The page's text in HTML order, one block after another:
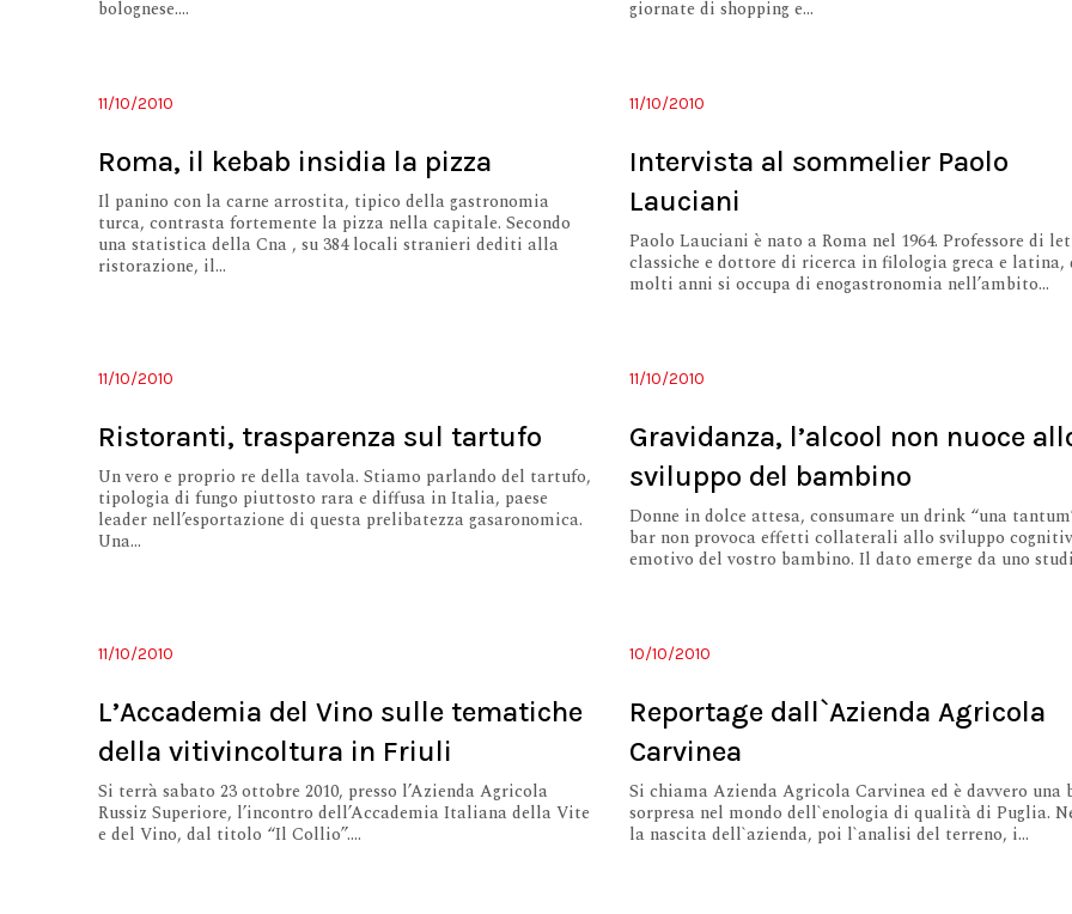
bolognese....
giornate di shopping e...
11/10/2010
Roma, il kebab insidia la pizza
Il panino con la carne arrostita, tipico della gastronomia
turca, contrasta fortemente la pizza nella capitale. Secondo
una statistica della Cna , su 384 locali stranieri dediti alla
ristorazione, il...
11/10/2010
Intervista al sommelier Paolo
Lauciani
Paolo Lauciani è nato a Roma nel 1964. Professore di
classiche e dottore di ricerca in filologia greca e latina,
molti anni si occupa di enogastronomia nell’ambito...
11/10/2010
Ristoranti, trasparenza sul tartufo
Un vero e proprio re della tavola. Stiamo parlando del tartufo,
tipologia di fungo piuttosto rara e diffusa in Italia, paese
leader nell’esportazione di questa prelibatezza gasaronomica.
Una...
11/10/2010
Gravidanza, l’alcool non nuoce
sviluppo del bambino
Donne in dolce attesa, consumare un drink “una
bar non provoca effetti collaterali allo sviluppo
emotivo del vostro bambino. Il dato emerge da uno
11/10/2010
L’Accademia del Vino sulle tematiche
della vitivincoltura in Friuli
Si terrà sabato 23 ottobre 2010, presso l’Azienda Agricola
Russiz Superiore, l’incontro dell’Accademia Italiana della Vite
e del Vino, dal titolo “Il Collio”....
10/10/2010
Reportage dall`Azienda Agricola
Carvinea
Si chiama Azienda Agricola Carvinea ed è davvero una
sorpresa nel mondo dell`enologia di qualità di Puglia.
la nascita dell`azienda, poi l`analisi del terreno, i...